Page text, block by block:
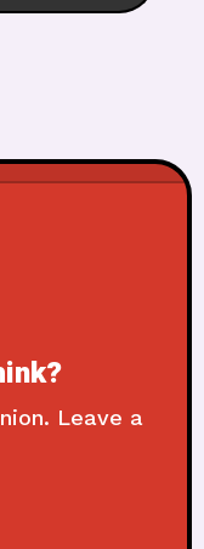
Leave a